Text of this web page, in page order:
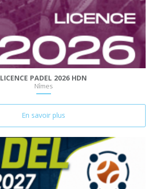
LICENCE PADEL 2026 HDN
Nîmes
En savoir plus